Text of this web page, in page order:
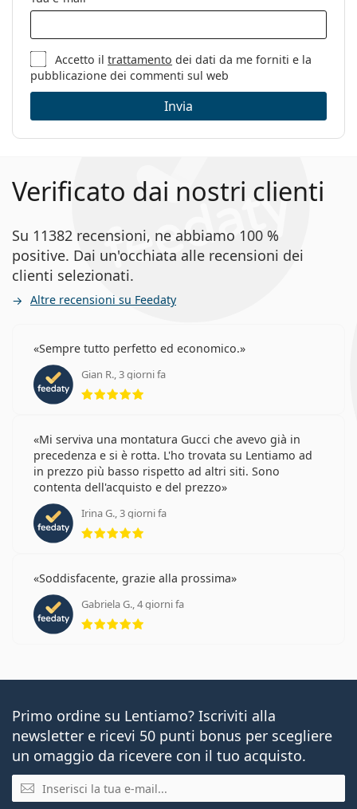
Altro
Sesso:
Categorie:
Occhiali da vista
Marca:
Michael Kors
Codice:
0MK4103U 3449 53
Accetto iltrattamento dei dati da me forniti e la
pubblicazione dei commenti sul web
Invia
Verificato dai nostri clienti
Su 11382 recensioni, ne abbiamo 100 %
positive. Dai un'occhiata alle recensioni dei
clienti selezionati.
Altre recensioni su Feedaty
Sempre tutto perfetto ed economico.
Gian R., 3 giorni fa
Mi serviva una montatura Gucci che avevo già in
precedenza e si è rotta. L'ho trovata su Lentiamo ad
in prezzo più basso rispetto ad altri siti. Sono
contenta dell'acquisto e del prezzo
Irina G., 3 giorni fa
Soddisfacente, grazie alla prossima
Gabriela G., 4 giorni fa
valutazione 5 di 5
Primo ordine su Lentiamo? Iscriviti alla
newsletter e ricevi 50 punti bonus per scegliere
un omaggio da ricevere con il tuo acquisto.
E-mail